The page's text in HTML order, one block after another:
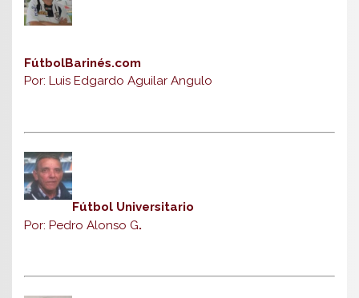
FútbolBarinés.com
Por: Luis Edgardo Aguilar Angulo
Fútbol Universitario
Por: Pedro Alonso G.